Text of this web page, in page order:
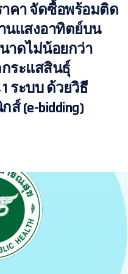
คา จัดซื้อพร้อมติด
นแสงอาทิตย์บน
นาดไม่น้อยกว่า
กระแสสินธุ์
ระบบ ด้วยวิธี
(e-bidding)